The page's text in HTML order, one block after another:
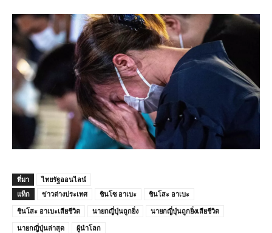
ที่มา
ไทยรัฐออนไลน์
แท็ก
ข่าวต่างประเทศ ชินโซ อาเบะ
ชินโสะ อาเบะ
ชินโสะ อาเบะเสียชีวิต
นายกญี่ปุ่นถูกยิ่ง
นายกญี่ปุ่นถูกยิ่งเสียชีวิต
นายกญี่ปุ่นล่าสุด
ผู้นำโลก